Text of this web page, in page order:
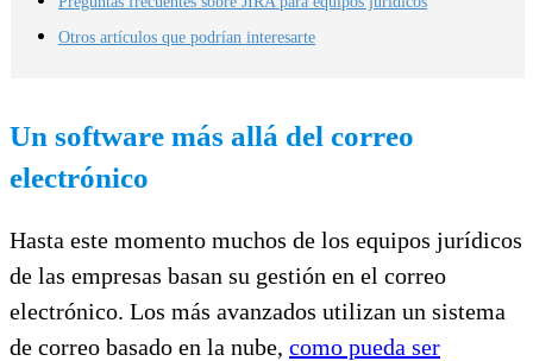
Otros artículos que podrían interesarte
Un software más allá del correo
electrónico
Hasta este momento muchos de los equipos jurídicos
de las empresas basan su gestión en el correo
electrónico. Los más avanzados utilizan un sistema
de correo basado en la nube, como pueda ser